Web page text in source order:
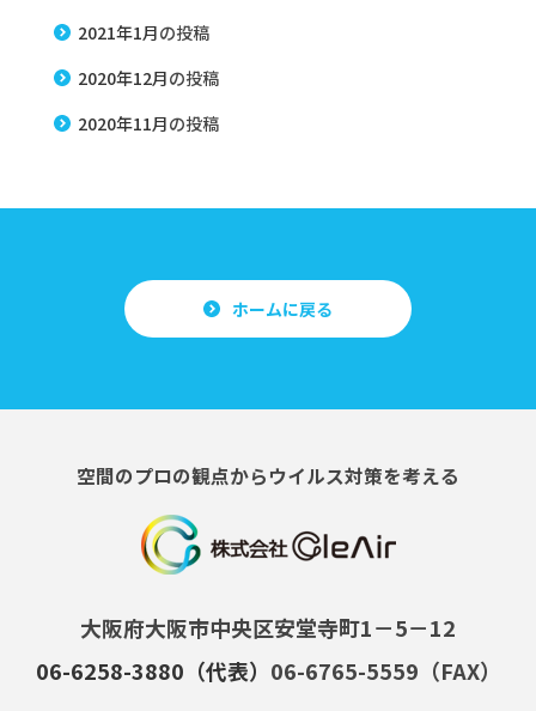
2021年1月の投稿
2020年12月の投稿
2020年11月の投稿
ホームに戻る
空間のプロの観点からウイルス対策を考える
大阪府大阪市中央区安堂寺町1－5－12
06-6258-3880（代表） 06-6765-5559（FAX）